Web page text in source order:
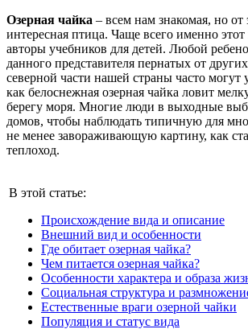
Озерная чайка – всем нам знакомая, но от
интересная птица. Чаще всего именно
авторы учебников для детей. Любой
данного представителя пернатых от
северной части нашей страны часто могут
как белоснежная озерная чайка ловит
берегу моря. Многие люди в выходные
домов, чтобы наблюдать типичную для
не менее завораживающую картину, как
теплоход.
В этой статье:
Происхождение вида и описание
Внешний вид и особенности
Где обитает озерная чайка?
Чем питается озерная чайка?
Особенности характера и образа
Социальная структура и
Естественные враги озерной чайки
Популяция и статус вида